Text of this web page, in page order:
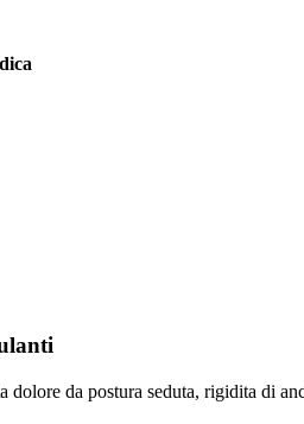
dolore da postura seduta, rigidita di